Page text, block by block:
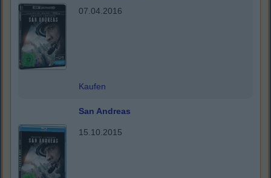
07.04.2016
Kaufen
San Andreas
15.10.2015